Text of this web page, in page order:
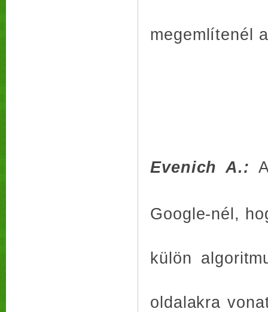
megemlítenél
Evenich A.:
Google-nél,
külön
oldalakra